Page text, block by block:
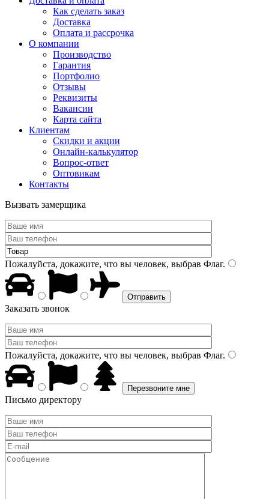
Как сделать заказ
Доставка
Оплата и рассрочка
О компании
Производство
Гарантия
Портфолио
Отзывы
Реквизиты
Вакансии
Карта сайта
Клиентам
Скидки и акции
Онлайн-калькулятор
Вопрос-ответ
Оптовикам
Контакты
Вызвать замерщика
Пожалуйста, докажите, что вы человек, выбрав Флаг.
Заказать звонок
Пожалуйста, докажите, что вы человек, выбрав Флаг.
Письмо директору